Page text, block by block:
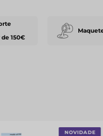
150€
NOVIDADE